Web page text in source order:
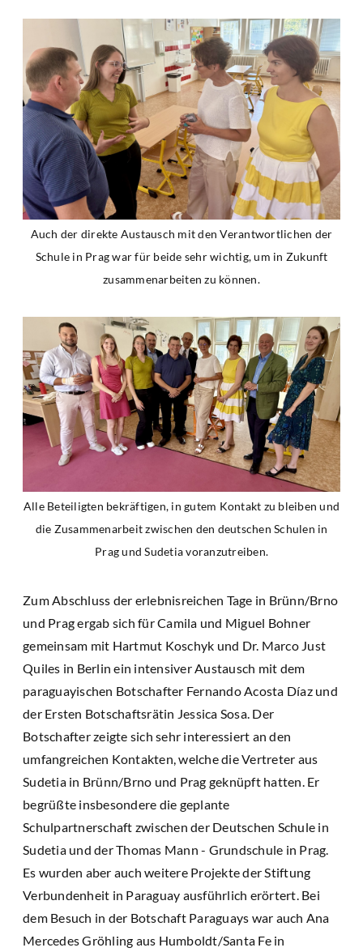
Auch der direkte Austausch mit den Verantwortlichen der
Schule in Prag war für beide sehr wichtig, um in Zukunft
zusammenarbeiten zu können.
Alle Beteiligten bekräftigen, in gutem Kontakt zu bleiben und
die Zusammenarbeit zwischen den deutschen Schulen in
Prag und Sudetia voranzutreiben.
Zum Abschluss der erlebnisreichen Tage in Brünn/Brno
und Prag ergab sich für Camila und Miguel Bohner
gemeinsam mit Hartmut Koschyk und Dr. Marco Just
Quiles in Berlin ein intensiver Austausch mit dem
paraguayischen Botschafter Fernando Acosta Díaz und
der Ersten Botschaftsrätin Jessica Sosa. Der
Botschafter zeigte sich sehr interessiert an den
umfangreichen Kontakten, welche die Vertreter aus
Sudetia in Brünn/Brno und Prag geknüpft hatten. Er
begrüßte insbesondere die geplante
Schulpartnerschaft zwischen der Deutschen Schule in
Sudetia und der Thomas Mann - Grundschule in Prag.
Es wurden aber auch weitere Projekte der Stiftung
Verbundenheit in Paraguay ausführlich erörtert. Bei
dem Besuch in der Botschaft Paraguays war auch Ana
Mercedes Gröhling aus Humboldt/Santa Fe in